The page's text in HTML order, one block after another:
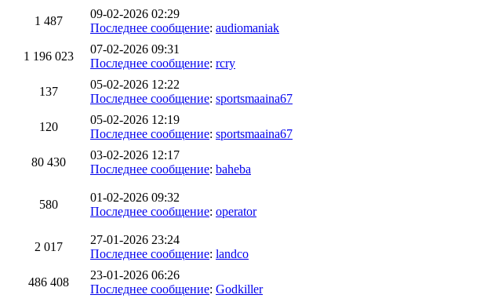
1 487
09-02-2026 02:29
Последнее сообщение: audiomaniak
1 196 023
07-02-2026 09:31
Последнее сообщение: rcry
137
05-02-2026 12:22
Последнее сообщение: sportsmaaina67
120
05-02-2026 12:19
Последнее сообщение: sportsmaaina67
80 430
03-02-2026 12:17
Последнее сообщение: baheba
580
01-02-2026 09:32
Последнее сообщение: operator
2 017
27-01-2026 23:24
Последнее сообщение: landco
486 408
23-01-2026 06:26
Последнее сообщение: Godkiller